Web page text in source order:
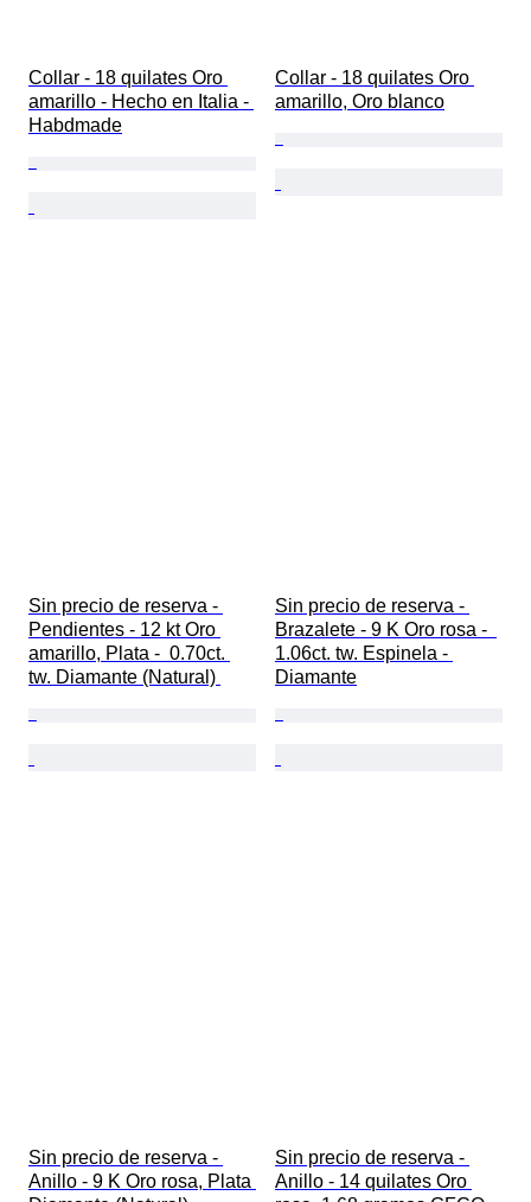
Collar - 18 quilates Oro
amarillo - Hecho en Italia -
Habdmade
Collar - 18 quilates Oro
amarillo, Oro blanco
Sin precio de reserva -
Pendientes - 12 kt Oro
amarillo, Plata -  0.70ct.
tw. Diamante (Natural)
Sin precio de reserva -
Brazalete - 9 K Oro rosa -
1.06ct. tw. Espinela -
Diamante
Sin precio de reserva -
Anillo - 9 K Oro rosa, Plata
Sin precio de reserva -
Anillo - 14 quilates Oro